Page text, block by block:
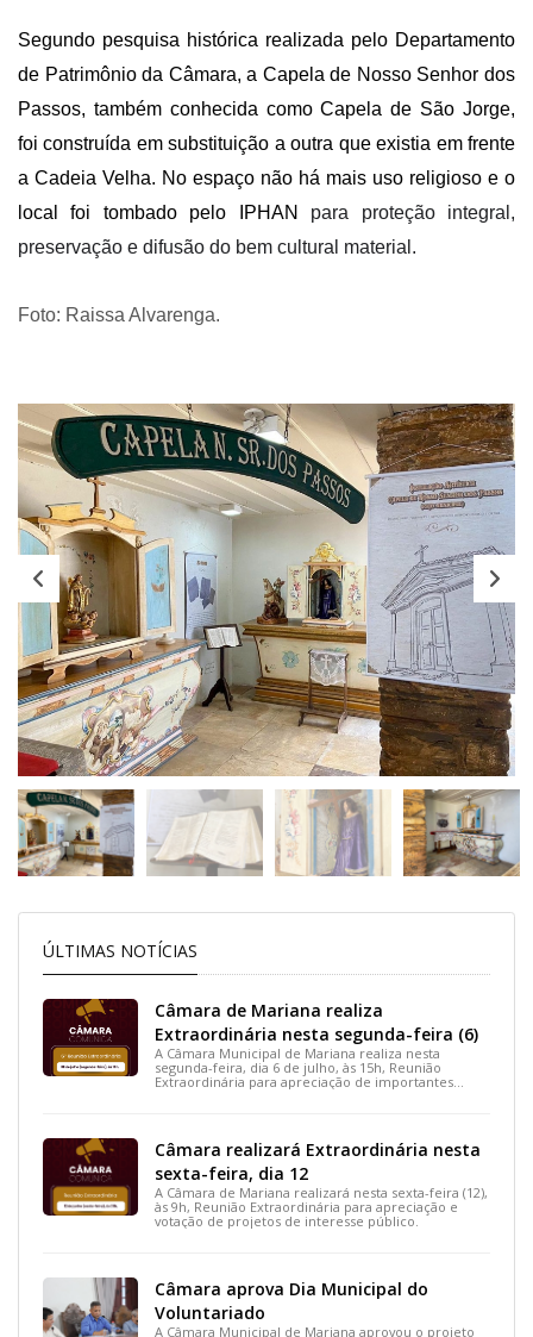
Segundo pesquisa histórica realizada pelo Departamento
de Patrimônio da Câmara, a Capela de Nosso Senhor dos
Passos, também conhecida como Capela de São Jorge,
foi construída em substituição a outra que existia em frente
a Cadeia Velha. No espaço não há mais uso religioso e o
local foi tombado pelo IPHAN para proteção integral,
preservação e difusão do bem cultural material.
Foto: Raissa Alvarenga.
ÚLTIMAS NOTÍCIAS
Câmara de Mariana realiza
Extraordinária nesta segunda-feira (6)
A Câmara Municipal de Mariana realiza nesta
segunda-feira, dia 6 de julho, às 15h, Reunião
Extraordinária para apreciação de importantes
Câmara realizará Extraordinária nesta
sexta-feira, dia 12
A Câmara de Mariana realizará nesta sexta-feira (12),
às 9h, Reunião Extraordinária para apreciação e
votação de projetos de interesse público.
Câmara aprova Dia Municipal do
Voluntariado
A Câmara Municipal de Mariana aprovou o projeto